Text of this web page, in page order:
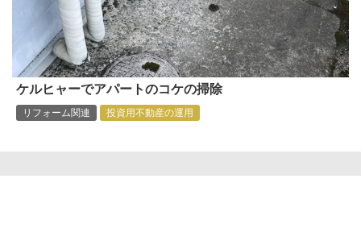
ケルヒャーでアパートのコケの掃除
リフォーム関連 投資用不動産の運用